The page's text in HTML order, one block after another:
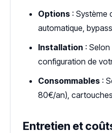
Options : Système
automatique,
Installation :
configuration de
Consommables :
80€/an),
Entretien et